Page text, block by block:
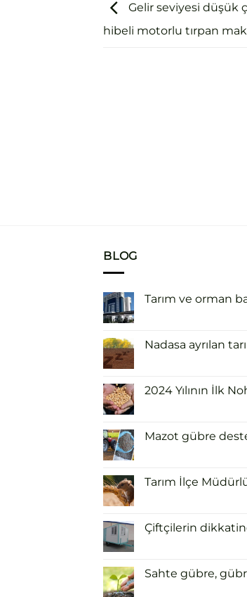
Gelir seviyesi düşük
hibeli motorlu tırpan
BLOG
Tarım ve orman
Nadasa ayrılan
2024 Yılının İlk
Mazot gübre
Tarım İlçe
Çiftçilerin
Sahte gübre,